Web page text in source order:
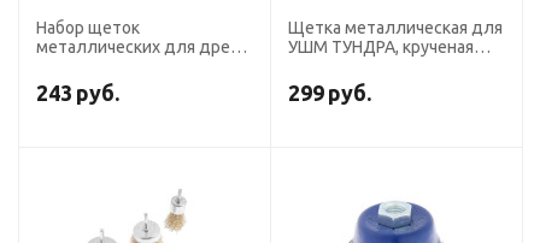
Набор щеток
металлических для дрели
чашки 25-50 мм, 3 шт.
243 руб.
Щетка металлическая для
УШМ ТУНДРА, крученая
100 мм
299 руб.